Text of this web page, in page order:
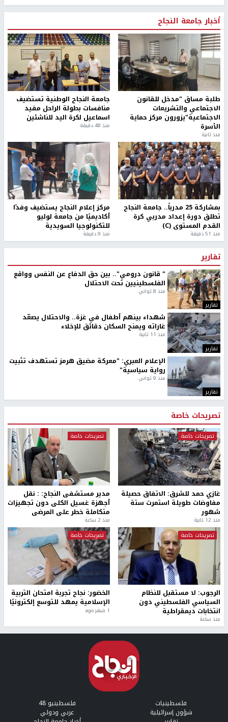
أخبار جامعة النجاح
طلبة مساق "مدخل للقانون
الاجتماعي والتشريعات
الاجتماعية"يزورون مركز حماية
الأسرة
منذ ثانية
جامعة النجاح الوطنية تستضيف
منافسات بطولة الراحل مفيد
اسماعيل لكرة اليد للناشئين
منذ 48 دقيقة
بمشاركة 25 مدرباً.. جامعة النجاح
تطلق دورة إعداد مدربي كرة
القدم المستوى (C)
منذ 51 دقيقة
مركز إعلام النجاح يستضيف وفدًا
أكاديميًا من جامعة لوليو
للتكنولوجيا السويدية
منذ 9 دقيقة
تقارير
تقارير
" قانون درومي".. بين حق الدفاع عن النفس وواقع
الفلسطينيين تحت الاحتلال
منذ 8 ثواني
تقارير
شهداء بينهم أطفال في غزة.. والاحتلال يصعّد
غاراته ويمنح السكان دقائق للإخلاء
منذ 11 ثانية
تقارير
الإعلام العبري: "معركة مضيق هرمز تستهدف تثبيت
رواية سياسية"
منذ 9 ثواني
تصريحات خاصة
تصريحات خاصة
غازي حمد للشرق: الاتفاق حصيلة
مفاوضات طويلة استمرت ستة
شهور
منذ 12 ثانية
تصريحات خاصة
مدير مستشفى النجاح: : نقل
أجهزة غسيل الكلى دون تجهيزات
متكاملة خطر على المرضى
منذ 2 ساعة
تصريحات خاصة
الرجوب: لا مستقبل للنظام
السياسي الفلسطيني دون
انتخابات ديمقراطية
منذ ساعة
تصريحات خاصة
الخضور: نجاح تجربة امتحان التربية
الإسلامية يمهد للتوسع إلكترونيًا
1 شهر ago
فلسطينيات فلسطينيو 48
شؤون إسرائيلية عربي ودولي